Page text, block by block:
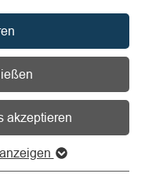
akzeptieren
bewegt die
neu zu erfinden.
ständig neue
und
sein – und genau